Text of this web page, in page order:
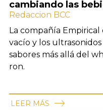
cambiando las
Redaccion BCC
La compañía Empirical
vacío y los
sabores más allá del
ron.
LEER MÁS